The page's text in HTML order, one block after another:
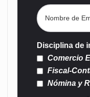
Disciplina de
Comercio
Fiscal-
Nómina y